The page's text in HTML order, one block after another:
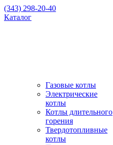
(343) 298-20-40
Каталог
Газовые котлы
Электрические
котлы
Котлы длительного
горения
Твердотопливные
котлы